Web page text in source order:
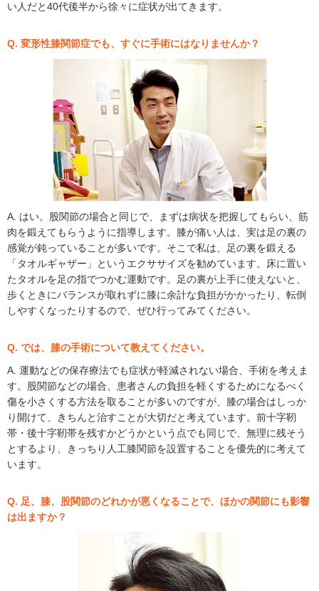
い人だと40代後半から徐々に症状が出てきます。
Q. 変形性膝関節症でも、すぐに手術にはなりませんか？
A. はい。股関節の場合と同じで、まずは病状を把握してもらい、筋
肉を鍛えてもらうように指導します。膝が痛い人は、実は足の裏の
感覚が鈍っていることが多いです。そこで私は、足の裏を鍛える
「タオルギャザー」というエクササイズを勧めています。床に置い
たタオルを足の指でつかむ運動です。足の裏が上手に使えないと、
歩くときにバランスが取れずに膝に余計な負担がかかったり、転倒
しやすくなったりするので、ぜひ行ってみてください。
Q. では、膝の手術について教えてください。
A. 運動などの保存療法でも症状が軽減されない場合、手術を考えま
す。股関節などの場合、患者さんの負担を軽くするためになるべく
傷を小さくする方法を取ることが多いのですが、膝の場合はしっか
り開けて、きちんと治すことが大切だと考えています。前十字靭
帯・後十字靭帯を残すかどうかという点でも同じで、無理に残そう
とするより、きっちり人工膝関節を設置することを優先的に考えて
います。
Q. 足、膝、股関節のどれかが悪くなることで、ほかの関節にも影響
は出ますか？